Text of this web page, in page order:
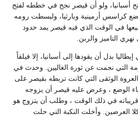
أسبانيا، ولو أن قيصر نجح في خططه لفتح
كراسس أرمينية وبارثيا، ولبسطت رومه
في الوقت الذي فيه قيصر يمد حدود
نهري التاميز والربن.
بدل أن يقودها إلى أسبانيا، إلا فيلقاً
التي نجمت عن ثورة الغاليين. وحدث في
الوثقى التي كانت تربطه بقيصر على
الوضع ، وعرض عليه قيصر أن يزوجه
قريباته في ذلك الوقت ، وطلب أن يتزوج هو
العرضين. وأخلت النكبة التي حلت